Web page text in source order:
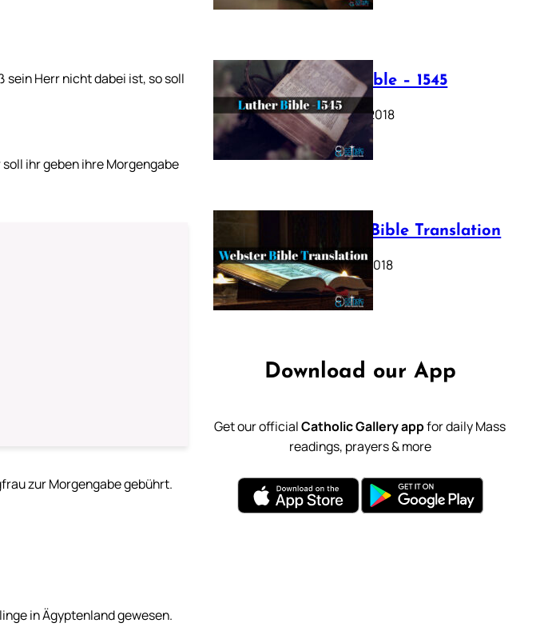
sein Herr nicht dabei ist, so soll
ihr geben ihre Morgengabe
zur Morgengabe gebührt.
in Ägyptenland gewesen.
Luther Bible – 1545
October 17, 2018
Webster Bible Translation
October 11, 2018
Download our App
Get our officialCatholic Gallery appfor daily Mass
readings, prayers & more